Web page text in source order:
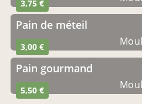
3,75 €
pain de méteil
3,00 €
Pain gourmand
5,50 €